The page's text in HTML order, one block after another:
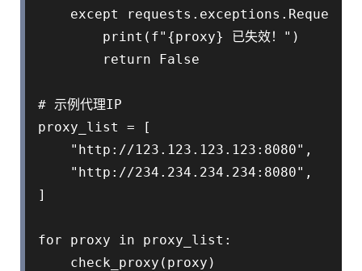
except
print(f"{proxy} 已失效！")
return False
# 示例代理IP
proxy_list = [
"http://123.123.123.123:8080",
"http://234.234.234.234:8080",
]
for proxy in proxy_list:
check_proxy(proxy)